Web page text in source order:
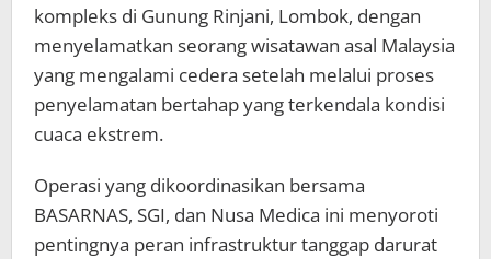
kompleks di Gunung Rinjani, Lombok, dengan
menyelamatkan seorang wisatawan asal Malaysia
yang mengalami cedera setelah melalui proses
penyelamatan bertahap yang terkendala kondisi
cuaca ekstrem.
Operasi yang dikoordinasikan bersama
BASARNAS, SGI, dan Nusa Medica ini menyoroti
pentingnya peran infrastruktur tanggap darurat